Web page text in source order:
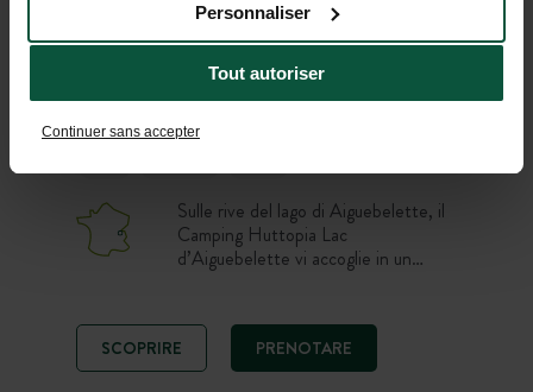
Tout autoriser
Personnaliser
Continuer sans accepter
Huttopia Lac d'Aiguebelette
Alpi Dal 02/04/2026 al 01/11/2026
Sulle rive del lago di Aiguebelette, il
Camping Huttopia Lac
d’Aiguebelette vi accoglie in un
tenda o chalet, con piscina,
ristorante e accesso rapido alle
spiagge del lago. Un punto di
SCOPRIRE PRENOTARE